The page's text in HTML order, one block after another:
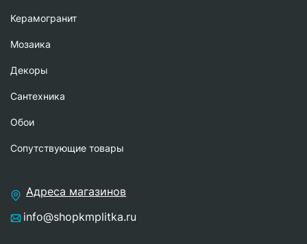
Керамогранит
Мозаика
Декоры
Сантехника
Обои
Сопутствующие товары
Адреса магазинов
info@shopkmplitka.ru